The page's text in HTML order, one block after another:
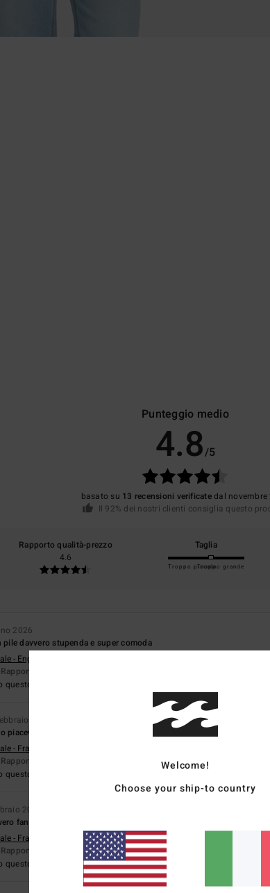
Punteggio medio
4.8/5
basato su 13 recensioni verificatedal novembre
Il 92% dei nostri clienti consiglia questo
Rapporto qualità-prezzo
4.6
Taglia
Troppo piccoloTroppo grande
2026
pile davvero stupenda e super comoda
- English
Rapporto qualità-prezzo
questo prodotto
2026
piacevole; scegliere la propria taglia esatta perché è aderente nella
- Français
Rapporto qualità-prezzo : Taglia perfettaMateriale
questo prodotto
2026
fantastici!
- Français
Rapporto qualità-prezzo: 5/5 Taglia: Taglia perfetta
questo prodotto
Welcome!
Choose your ship-to country